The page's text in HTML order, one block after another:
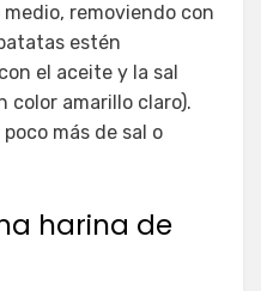
removiendo con
estén
el aceite y la sal
color amarillo claro).
más de sal o
harina de